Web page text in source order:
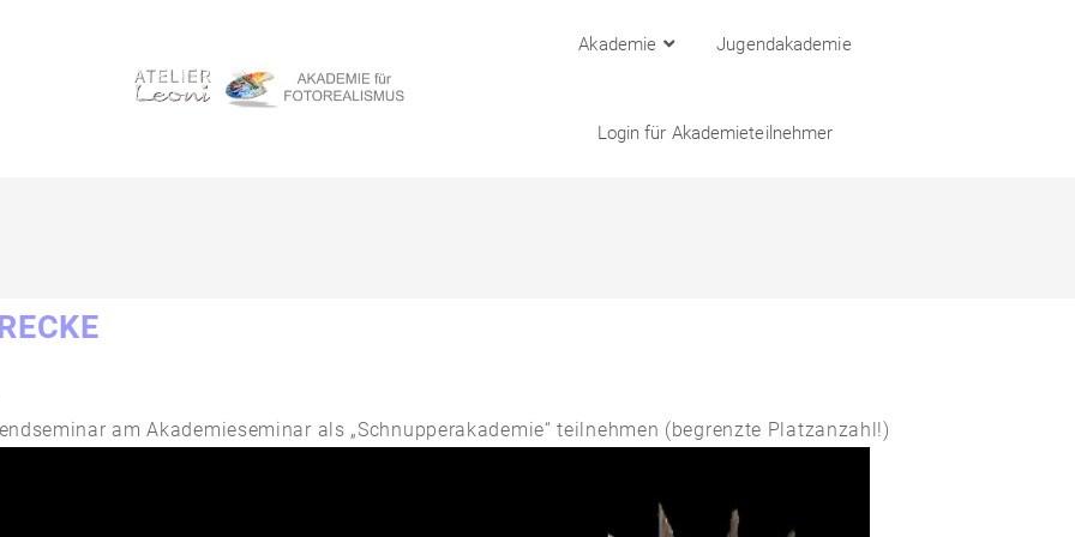
Akademie Jugendakademie
Login für Akademieteilnehmer
am Akademieseminar als „Schnupperakademie“ teilnehmen (begrenzte Platzanzahl!)